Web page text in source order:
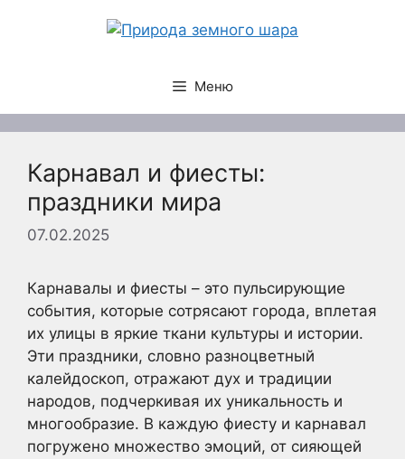
Меню
Карнавал и фиесты:
праздники мира
07.02.2025
Карнавалы и фиесты – это пульсирующие
события, которые сотрясают города, вплетая
их улицы в яркие ткани культуры и истории.
Эти праздники, словно разноцветный
калейдоскоп, отражают дух и традиции
народов, подчеркивая их уникальность и
многообразие. В каждую фиесту и карнавал
погружено множество эмоций, от сияющей